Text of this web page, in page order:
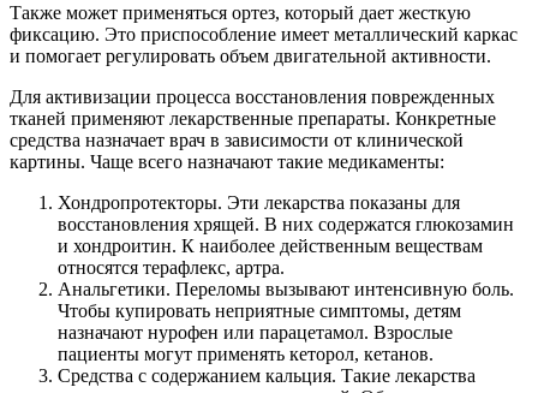
Также может применяться ортез, который дает жесткую
фиксацию. Это приспособление имеет металлический каркас
и помогает регулировать объем двигательной активности.
Для активизации процесса восстановления поврежденных
тканей применяют лекарственные препараты. Конкретные
средства назначает врач в зависимости от клинической
картины. Чаще всего назначают такие медикаменты:
Хондропротекторы. Эти лекарства показаны для
восстановления хрящей. В них содержатся глюкозамин
и хондроитин. К наиболее действенным веществам
относятся терафлекс, артра.
Анальгетики. Переломы вызывают интенсивную боль.
Чтобы купировать неприятные симптомы, детям
назначают нурофен или парацетамол. Взрослые
пациенты могут применять кеторол, кетанов.
Средства с содержанием кальция. Такие лекарства